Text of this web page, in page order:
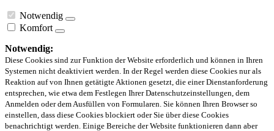
Notwendig
Komfort
Notwendig:
Diese Cookies sind zur Funktion der Website erforderlich und können in Ihren
Systemen nicht deaktiviert werden. In der Regel werden diese Cookies nur als
Reaktion auf von Ihnen getätigte Aktionen gesetzt, die einer Dienstanforderung
entsprechen, wie etwa dem Festlegen Ihrer Datenschutzeinstellungen, dem
Anmelden oder dem Ausfüllen von Formularen. Sie können Ihren Browser so
einstellen, dass diese Cookies blockiert oder Sie über diese Cookies
benachrichtigt werden. Einige Bereiche der Website funktionieren dann aber